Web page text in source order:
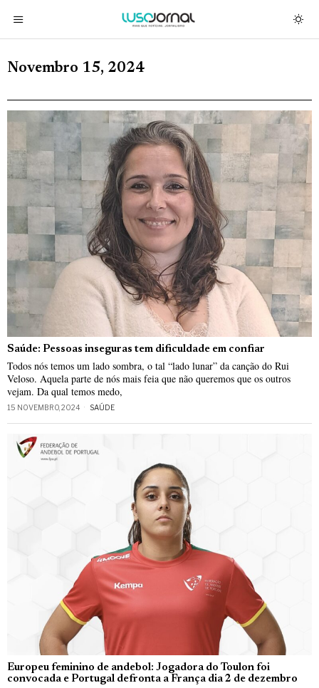
Novembro 15, 2024
Saúde: Pessoas inseguras tem dificuldade em confiar
Todos nós temos um lado sombra, o tal “lado lunar” da canção do Rui
Veloso. Aquela parte de nós mais feia que não queremos que os outros
vejam. Da qual temos medo,
15 NOVEMBRO, 2024 SAÚDE
Europeu feminino de andebol: Jogadora do Toulon foi
convocada e Portugal defronta a França dia 2 de dezembro